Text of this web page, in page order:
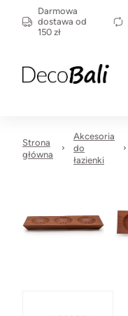
Darmowa
dostawa od
150 zł
Strona
główna
Akcesoria
do
łazienki